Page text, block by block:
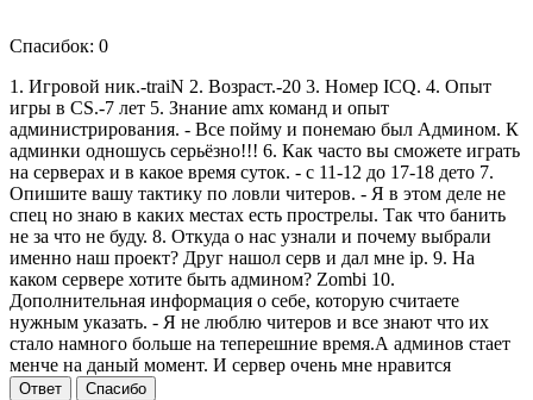
Спасибок: 0
1. Игровой ник.-traiN 2. Возраст.-20 3. Номер ICQ. 4. Опыт
игры в CS.-7 лет 5. Знание amx команд и опыт
администрирования. - Все пойму и понемаю был Админом. К
админки одношусь серьёзно!!! 6. Как часто вы сможете играть
на серверах и в какое время суток. - с 11-12 до 17-18 дето 7.
Опишите вашу тактику по ловли читеров. - Я в этом деле не
спец но знаю в каких местах есть прострелы. Так что банить
не за что не буду. 8. Откуда о нас узнали и почему выбрали
именно наш проект? Друг нашол серв и дал мне ip. 9. На
каком сервере хотите быть админом? Zombi 10.
Дополнительная информация о себе, которую считаете
нужным указать. - Я не люблю читеров и все знают что их
стало намного больше на теперешние время.А админов стает
менче на даный момент. И сервер очень мне нравится
Ответ Спасибо